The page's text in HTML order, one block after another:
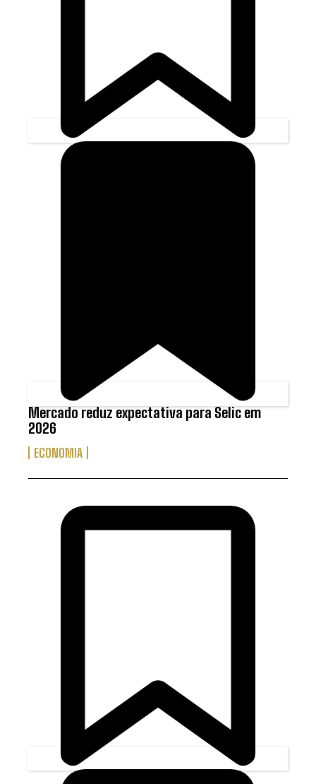
Mercado reduz expectativa para Selic em
2026
ECONOMIA